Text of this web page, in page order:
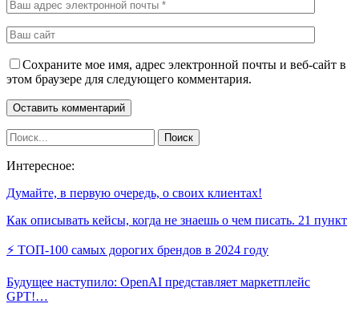
Сохраните мое имя, адрес электронной почты и веб-сайт в
этом браузере для следующего комментария.
Интересное:
Думайте, в первую очередь, о своих клиентах!
Как описывать кейсы, когда не знаешь о чем писать. 21 пункт
⚡️ ТОП-100 самых дорогих брендов в 2024 году
Будущее наступило: OpenAI представляет маркетплейс
GPT!…